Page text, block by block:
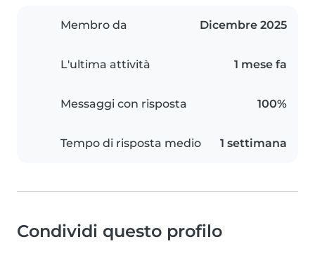
Membro da Dicembre 2025
L'ultima attività 1 mese fa
Messaggi con risposta 100%
Tempo di risposta medio 1 settimana
Condividi questo profilo